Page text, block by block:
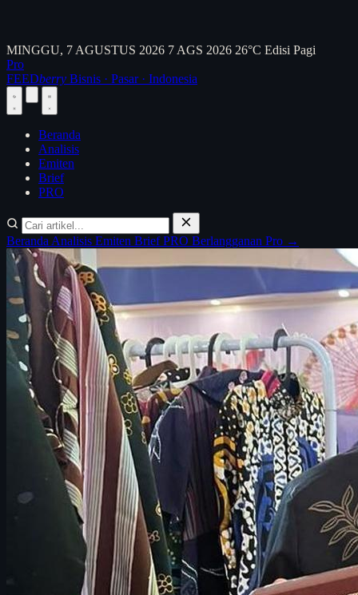
MINGGU, 7 AGUSTUS 2026 7 AGS 2026 26°C Edisi Pagi
Pro
FEEDberry Bisnis · Pasar · Indonesia
Beranda
Analisis
Emiten
Brief
PRO
Beranda Analisis Emiten BriefPRO Berlangganan Pro →